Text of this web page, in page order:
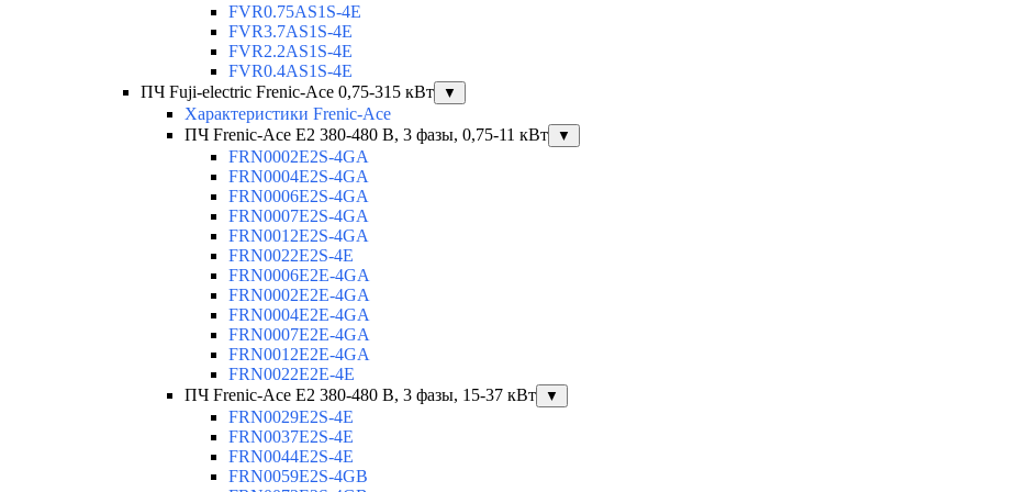
FVR0.75AS1S-4E
FVR3.7AS1S-4E
FVR2.2AS1S-4E
FVR0.4AS1S-4E
ПЧ Fuji-electric Frenic-Ace 0,75-315 кВт
▼
Характеристики Frenic-Ace
ПЧ Frenic-Ace E2 380-480 В, 3 фазы, 0,75-11 кВт
▼
FRN0002E2S-4GA
FRN0004E2S-4GA
FRN0006E2S-4GA
FRN0007E2S-4GA
FRN0012E2S-4GA
FRN0022E2S-4E
FRN0006E2E-4GA
FRN0002E2E-4GA
FRN0004E2E-4GA
FRN0007E2E-4GA
FRN0012E2E-4GA
FRN0022E2E-4E
ПЧ Frenic-Ace E2 380-480 В, 3 фазы, 15-37 кВт
▼
FRN0029E2S-4E
FRN0037E2S-4E
FRN0044E2S-4E
FRN0059E2S-4GB